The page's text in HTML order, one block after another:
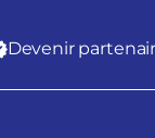
Devenir